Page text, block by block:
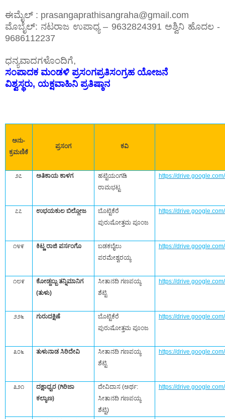
ಈಮೈಲ್ ‌ : prasangaprathisangraha@gmail.com
ಮೊಬೈಲ್:‌ ನಟರಾಜ ಉಪಾಧ್ಯ– 9632824391 ಅಶ್ವಿನಿ ಹೊದಲ-
9686112237
ಧನ್ಯವಾದಗಳೊಂದಿಗೆ,
ಸಂಪಾದಕ ಮಂಡಳಿ ಪ್ರಸಂಗಪ್ರತಿಸಂಗ್ರಹ ಯೋಜನೆ
ವಿಶ್ವಸ್ಥರು, ಯಕ್ಷವಾಹಿನಿ ಪ್ರತಿಷ್ಠಾನ
ಅನು-
ಕ್ರಮಣಿಕೆ
ಪ್ರಸಂಗ ಕವಿ
೨೭ ಅತಿಕಾಯ ಕಾಳಗ
ಹಟ್ಟಿಯಂಗಡಿ
ರಾಮಭಟ್ಟ
https://
೭೭ ಉಭಯಕುಲ ಬಿಲ್ಲೋಜ
ಬೊಟ್ಟಿಕೆರೆ
ಪುರುಷೋತ್ತಮ ಪೂಂಜ
https://
೧೪೯ ಕಿಟ್ಣ ರಾಜಿ ಪರ್ಸಂಗೊ
ಬಡಕಬೈಲು
ಪರಮೇಶ್ವರಯ್ಯ
https://
೧೮೯
ಕೋಡ್ದಬ್ಬು ತನ್ನಿಮಾನಿಗ
(ತುಳು)
ಸೀತಾನದಿ ಗಣಪಯ್ಯ
ಶೆಟ್ಟಿ
https://
೨೨೬ ಗುರುದಕ್ಷಿಣೆ
ಬೊಟ್ಟಿಕೆರೆ
ಪುರುಷೋತ್ತಮ ಪೂಂಜ
https://
೩೦೬ ತುಳುನಾಡ ಸಿರಿದೇವಿ
ಸೀತಾನದಿ ಗಣಪಯ್ಯ
ಶೆಟ್ಟಿ
https://
೩೨೧
ದಕ್ಷಾಧ್ವರ (ಗಿರಿಜಾ
ಕಲ್ಯಾಣ)
ದೇವಿದಾಸ (ಅರ್ಥ:
ಸೀತಾನದಿ ಗಣಪಯ್ಯ
ಶೆಟ್ಟಿ)
https://